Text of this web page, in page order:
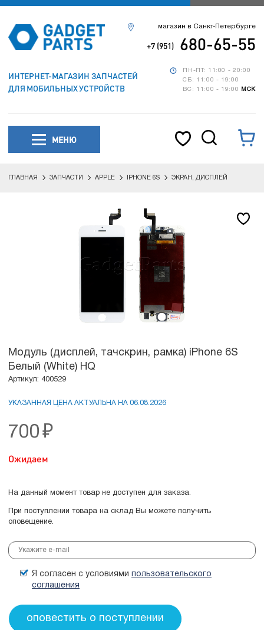
ИНТЕРНЕТ-МАГАЗИН ЗАПЧАСТЕЙ
ДЛЯ МОБИЛЬНЫХ УСТРОЙСТВ
ПН-ПТ: 11:00 - 20:00
СБ: 11:00 - 19:00
ВС: 11:00 - 19:00
МСК
магазин в Санкт-Петербурге
+7 (951) 680-65-55
МЕНЮ
ГЛАВНАЯ ЗАПЧАСТИ APPLE IPHONE 6S ЭКРАН, ДИСПЛЕЙ
Модуль (дисплей, тачскрин, рамка) iPhone 6S
Белый (White) HQ
Артикул: 400529
УКАЗАННАЯ ЦЕНА АКТУАЛЬНА НА 06.08.2026
700 ₽
Ожидаем
На данный момент товар не доступен для заказа.
При поступлении товара на склад Вы можете получить
оповещение.
Я согласен с условиями пользовательского
соглашения